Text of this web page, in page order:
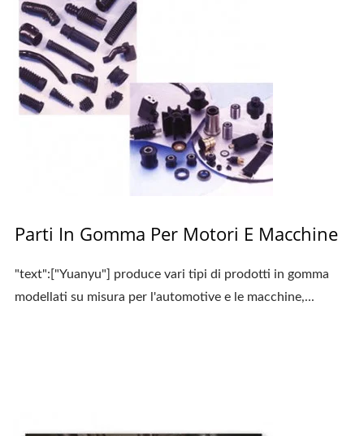
Parti In Gomma Per Motori E Macchine
"text":["Yuanyu"] produce vari tipi di prodotti in gomma
modellati su misura per l'automotive e le macchine,...